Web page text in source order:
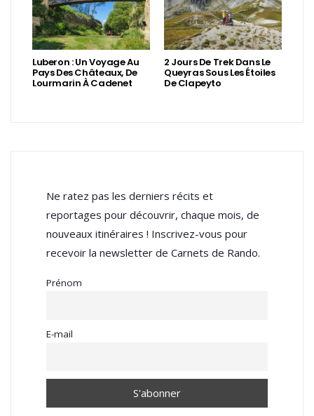
Luberon : Un Voyage Au
Pays Des Châteaux, De
Lourmarin À Cadenet
2 Jours De Trek Dans Le
Queyras Sous Les Étoiles
De Clapeyto
Ne ratez pas les derniers récits et
reportages pour découvrir, chaque mois, de
nouveaux itinéraires ! Inscrivez-vous pour
recevoir la newsletter de Carnets de Rando.
Prénom
E-mail